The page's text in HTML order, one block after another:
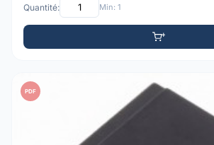
Quantité: Min: 1
PDF